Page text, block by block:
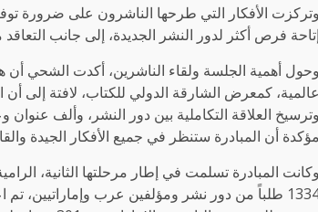
وتركزت الأفكار التي طرحها الناشرون على ضرورة
إتاحة فرص أكثر لدور النشر الجديدة، إلى جانب
وحول أهمية الجلسة ولقاء الناشرين، أكدت الشحي أن
عالمية، كمعرض الشارقة الدولي للكتاب، لافتة إلى أن
وترسيخ العلاقة التكاملية بين دور النشر، وألف
مؤكدة أن المبادرة ستنظر في جميع الأفكار الجيدة